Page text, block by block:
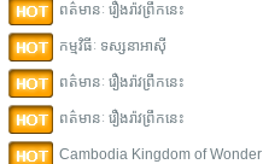
ពត៌មានៈ រឿងរ៉ាវព្រឹកនេះ
កម្មវិធីៈ ទស្សនាអាស៊ី
ពត៌មានៈ រឿងរ៉ាវព្រឹកនេះ
ពត៌មានៈ រឿងរ៉ាវព្រឹកនេះ
Cambodia Kingdom of Wonder